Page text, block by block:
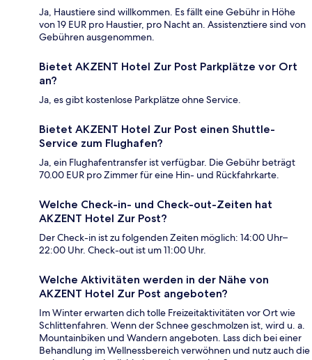
Ja, Haustiere sind willkommen. Es fällt eine Gebühr in Höhe
von 19 EUR pro Haustier, pro Nacht an. Assistenztiere sind von
Gebühren ausgenommen.
Bietet AKZENT Hotel Zur Post Parkplätze vor Ort
an?
Ja, es gibt kostenlose Parkplätze ohne Service.
Bietet AKZENT Hotel Zur Post einen Shuttle-
Service zum Flughafen?
Ja, ein Flughafentransfer ist verfügbar. Die Gebühr beträgt
70.00 EUR pro Zimmer für eine Hin- und Rückfahrkarte.
Welche Check-in- und Check-out-Zeiten hat
AKZENT Hotel Zur Post?
Der Check-in ist zu folgenden Zeiten möglich: 14:00 Uhr–
22:00 Uhr. Check-out ist um 11:00 Uhr.
Welche Aktivitäten werden in der Nähe von
AKZENT Hotel Zur Post angeboten?
Im Winter erwarten dich tolle Freizeitaktivitäten vor Ort wie
Schlittenfahren. Wenn der Schnee geschmolzen ist, wird u. a.
Mountainbiken und Wandern angeboten. Lass dich bei einer
Behandlung im Wellnessbereich verwöhnen und nutz auch die